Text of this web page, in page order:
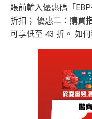
賬前輸入優惠碼「
折扣； 優惠二：購買
可享低至 43 折。 如